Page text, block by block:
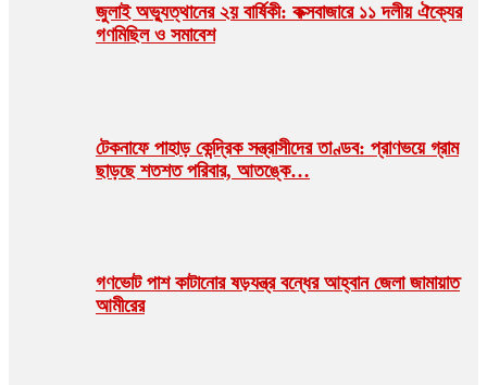
জুলাই অভ্যুত্থানের ২য় বার্ষিকী: কক্সবাজারে ১১ দলীয় ঐক্যের
গণমিছিল ও সমাবেশ
টেকনাফে পাহাড় কেন্দ্রিক সন্ত্রাসীদের তাণ্ডব: প্রাণভয়ে গ্রাম
ছাড়ছে শতশত পরিবার, আতঙ্কে…
গণভোট পাশ কাটানোর ষড়যন্ত্র বন্ধের আহ্বান জেলা জামায়াত
আমীরের